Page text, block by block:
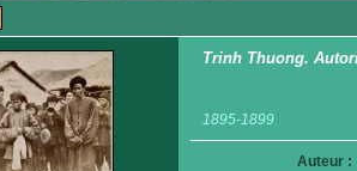
Trinh Thuong.
1895-1899
Auteur :